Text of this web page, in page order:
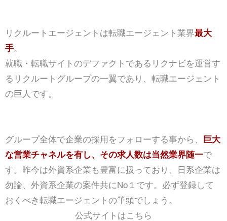
リクルートエージェントは転職エージェント業界最大
手。
就職・転職サイトのデファクトであるリクナビを運営す
るリクルートグループの一翼であり、転職エージェント
の巨人です。
グループ全体で企業の採用をフォローする事から、
巨大
な営業チャネルを有し、その求人数は当然業界随一で
す。昨今は外資系企業も豊富に扱っており、日系企業は
勿論、外資系企業の案件共にNo１です。必ず登録して
おくべき転職エージェントの筆頭でしょう。
公式サイトはこちら